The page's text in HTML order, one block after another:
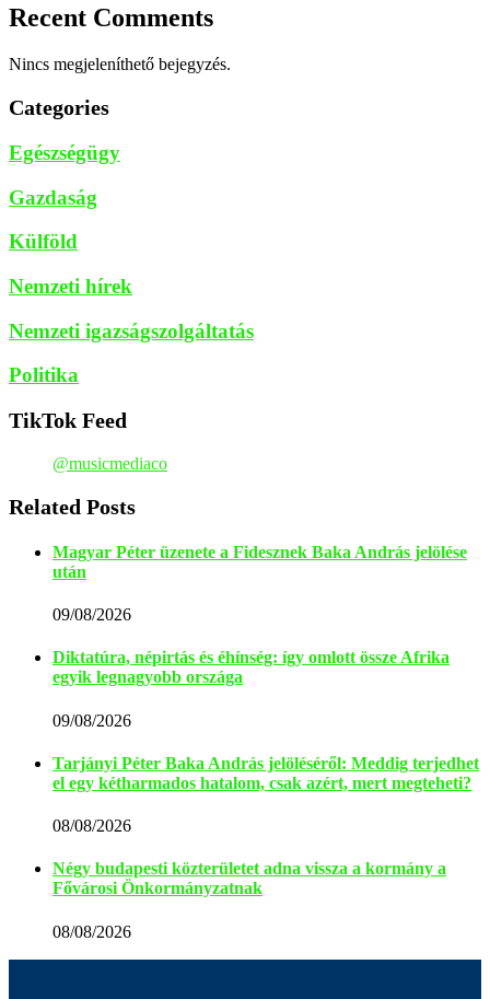
Recent Comments
Nincs megjeleníthető bejegyzés.
Categories
Egészségügy
Gazdaság
Külföld
Nemzeti hírek
Nemzeti igazságszolgáltatás
Politika
TikTok Feed
@musicmediaco
Related Posts
Magyar Péter üzenete a Fidesznek Baka András jelölése
után
09/08/2026
Diktatúra, népirtás és éhínség: így omlott össze Afrika
egyik legnagyobb országa
09/08/2026
Tarjányi Péter Baka András jelöléséről: Meddig terjedhet
el egy kétharmados hatalom, csak azért, mert megteheti?
08/08/2026
Négy budapesti közterületet adna vissza a kormány a
Fővárosi Önkormányzatnak
08/08/2026